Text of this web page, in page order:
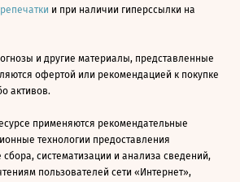
и при наличии гиперссылки на
и другие материалы, представленные
офертой или рекомендацией к покупке
активов.
применяются рекомендательные
технологии предоставления
систематизации и анализа сведений,
пользователей сети «Интернет»,